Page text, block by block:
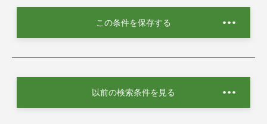
この条件を保存する
以前の検索条件を見る